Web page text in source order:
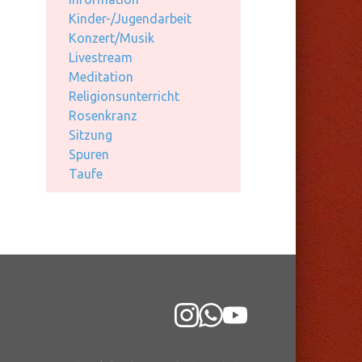
Kinder-/Jugendarbeit
Konzert/Musik
Livestream
Meditation
Religionsunterricht
Rosenkranz
Sitzung
Spuren
Taufe